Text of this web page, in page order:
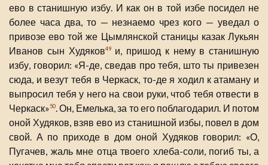
ево в станишную избу. И как он в той избе посидел не
более часа два, то — незнаемо чрез кого — уведал о
привозе ево той же Цымлянской станицы казак Лукьян
Иванов сын Худяков49и, пришод к нему в станишную
избу, говорил: «Я-де, сведав про тебя, што ты привезен
сюда, и везут тебя в Черкаск, то-де я ходил к атаману и
выпросил тебя у него на свои руки, чтоб тебя отвести в
Черкаск»50. Он, Емелька, за то его поблагодарил. И потом
оной Худяков, взяв ево из станишной избы, повел в дом
свой. А по приходе в дом оной Худяков говорил: «О,
Пугачев, жаль мне отца твоего хлеба-соли, погиб ты, а